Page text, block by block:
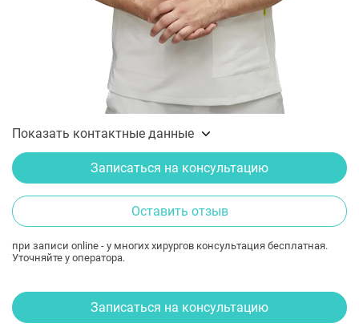
Показать контактные данные
Записаться на консультацию
Оставить отзыв
при записи online - у многих хирургов консультация бесплатная.
Уточняйте у оператора.
Записаться на консультацию